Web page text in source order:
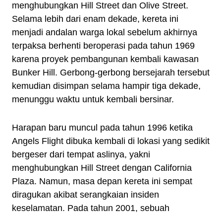
menghubungkan Hill Street dan Olive Street.
Selama lebih dari enam dekade, kereta ini
menjadi andalan warga lokal sebelum akhirnya
terpaksa berhenti beroperasi pada tahun 1969
karena proyek pembangunan kembali kawasan
Bunker Hill. Gerbong-gerbong bersejarah tersebut
kemudian disimpan selama hampir tiga dekade,
menunggu waktu untuk kembali bersinar.
Harapan baru muncul pada tahun 1996 ketika
Angels Flight dibuka kembali di lokasi yang sedikit
bergeser dari tempat aslinya, yakni
menghubungkan Hill Street dengan California
Plaza. Namun, masa depan kereta ini sempat
diragukan akibat serangkaian insiden
keselamatan. Pada tahun 2001, sebuah